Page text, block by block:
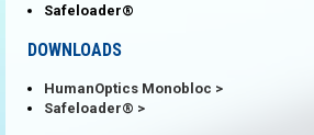
Safeloader®
DOWNLOADS
HumanOptics Monobloc
Safeloader®